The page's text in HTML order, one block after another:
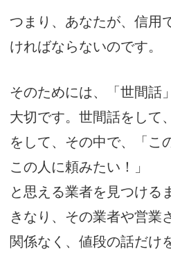
つまり、あなたが、信用
ければならないのです。
そのためには、「世間話
大切です。世間話をして
をして、その中で、「こ
この人に頼みたい！」
と思える業者を見つける
きなり、その業者や営業
関係なく、値段の話だけ